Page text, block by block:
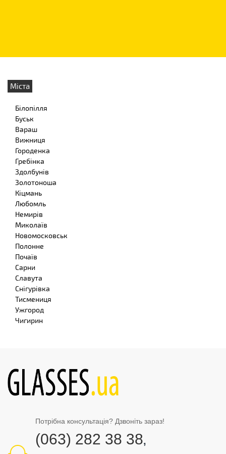
Міста
Білопілля
Буськ
Вараш
Вижниця
Городенка
Гребінка
Здолбунів
Золотоноша
Кіцмань
Любомль
Немирів
Миколаїв
Новомосковськ
Полонне
Почаїв
Сарни
Славута
Снігурівка
Тисмениця
Ужгород
Чигирин
Потрібна консультація? Дзвоніть зараз!
(063) 282 38 38,